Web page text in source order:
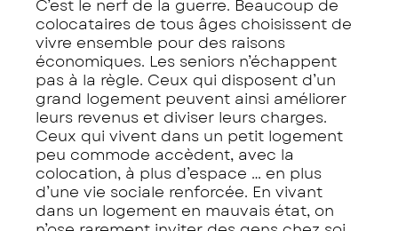
C’est le nerf de la guerre. Beaucoup de
colocataires de tous âges choisissent de
vivre ensemble pour des raisons
économiques. Les seniors n’échappent
pas à la règle. Ceux qui disposent d’un
grand logement peuvent ainsi améliorer
leurs revenus et diviser leurs charges.
Ceux qui vivent dans un petit logement
peu commode accèdent, avec la
colocation, à plus d’espace … en plus
d’une vie sociale renforcée. En vivant
dans un logement en mauvais état, on